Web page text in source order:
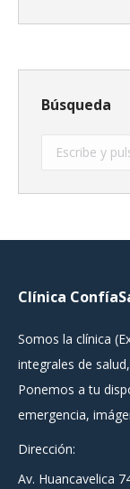
Búsqueda
Buscar:
Clínica
Somos la clínica
integrales de
Ponemos a tu
emergencia,
Dirección:
Av. Huancavelica